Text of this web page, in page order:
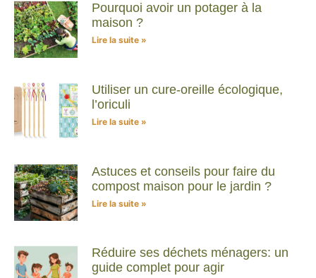
Pourquoi avoir un potager à la
maison ?
Lire la suite »
Utiliser un cure-oreille écologique,
l’oriculi
Lire la suite »
Astuces et conseils pour faire du
compost maison pour le jardin ?
Lire la suite »
Réduire ses déchets ménagers: un
guide complet pour agir